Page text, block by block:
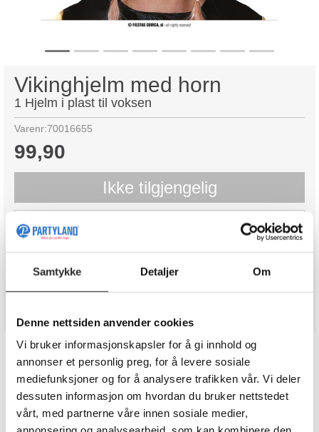
Samtykke Detaljer Om
Denne nettsiden anvender cookies
Vi bruker informasjonskapsler for å gi innhold og
annonser et personlig preg, for å levere sosiale
mediefunksjoner og for å analysere trafikken vår. Vi deler
dessuten informasjon om hvordan du bruker nettstedet
vårt, med partnerne våre innen sosiale medier,
Vikinghjelm med horn
1 Hjelm i plast til voksen
Varenr:70016655
99,90
Ikke tilgjengelig
Ikke på lager
BESKRIVELSE
Vikinghjelm med horn – plast
Robust og lett vikinghjelm laget i plast, med ikoniske hvite horn og